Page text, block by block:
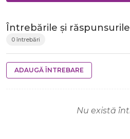
Întrebările și
0 întrebări
ADAUGĂ ÎNTREBARE
Nu există